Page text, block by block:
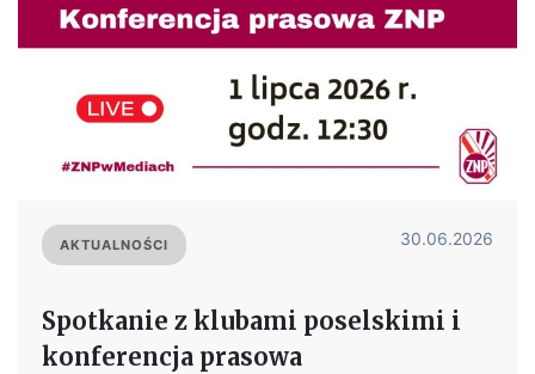
AKTUALNOŚCI 30.06.2026
Spotkanie z klubami poselskimi i
konferencja prasowa